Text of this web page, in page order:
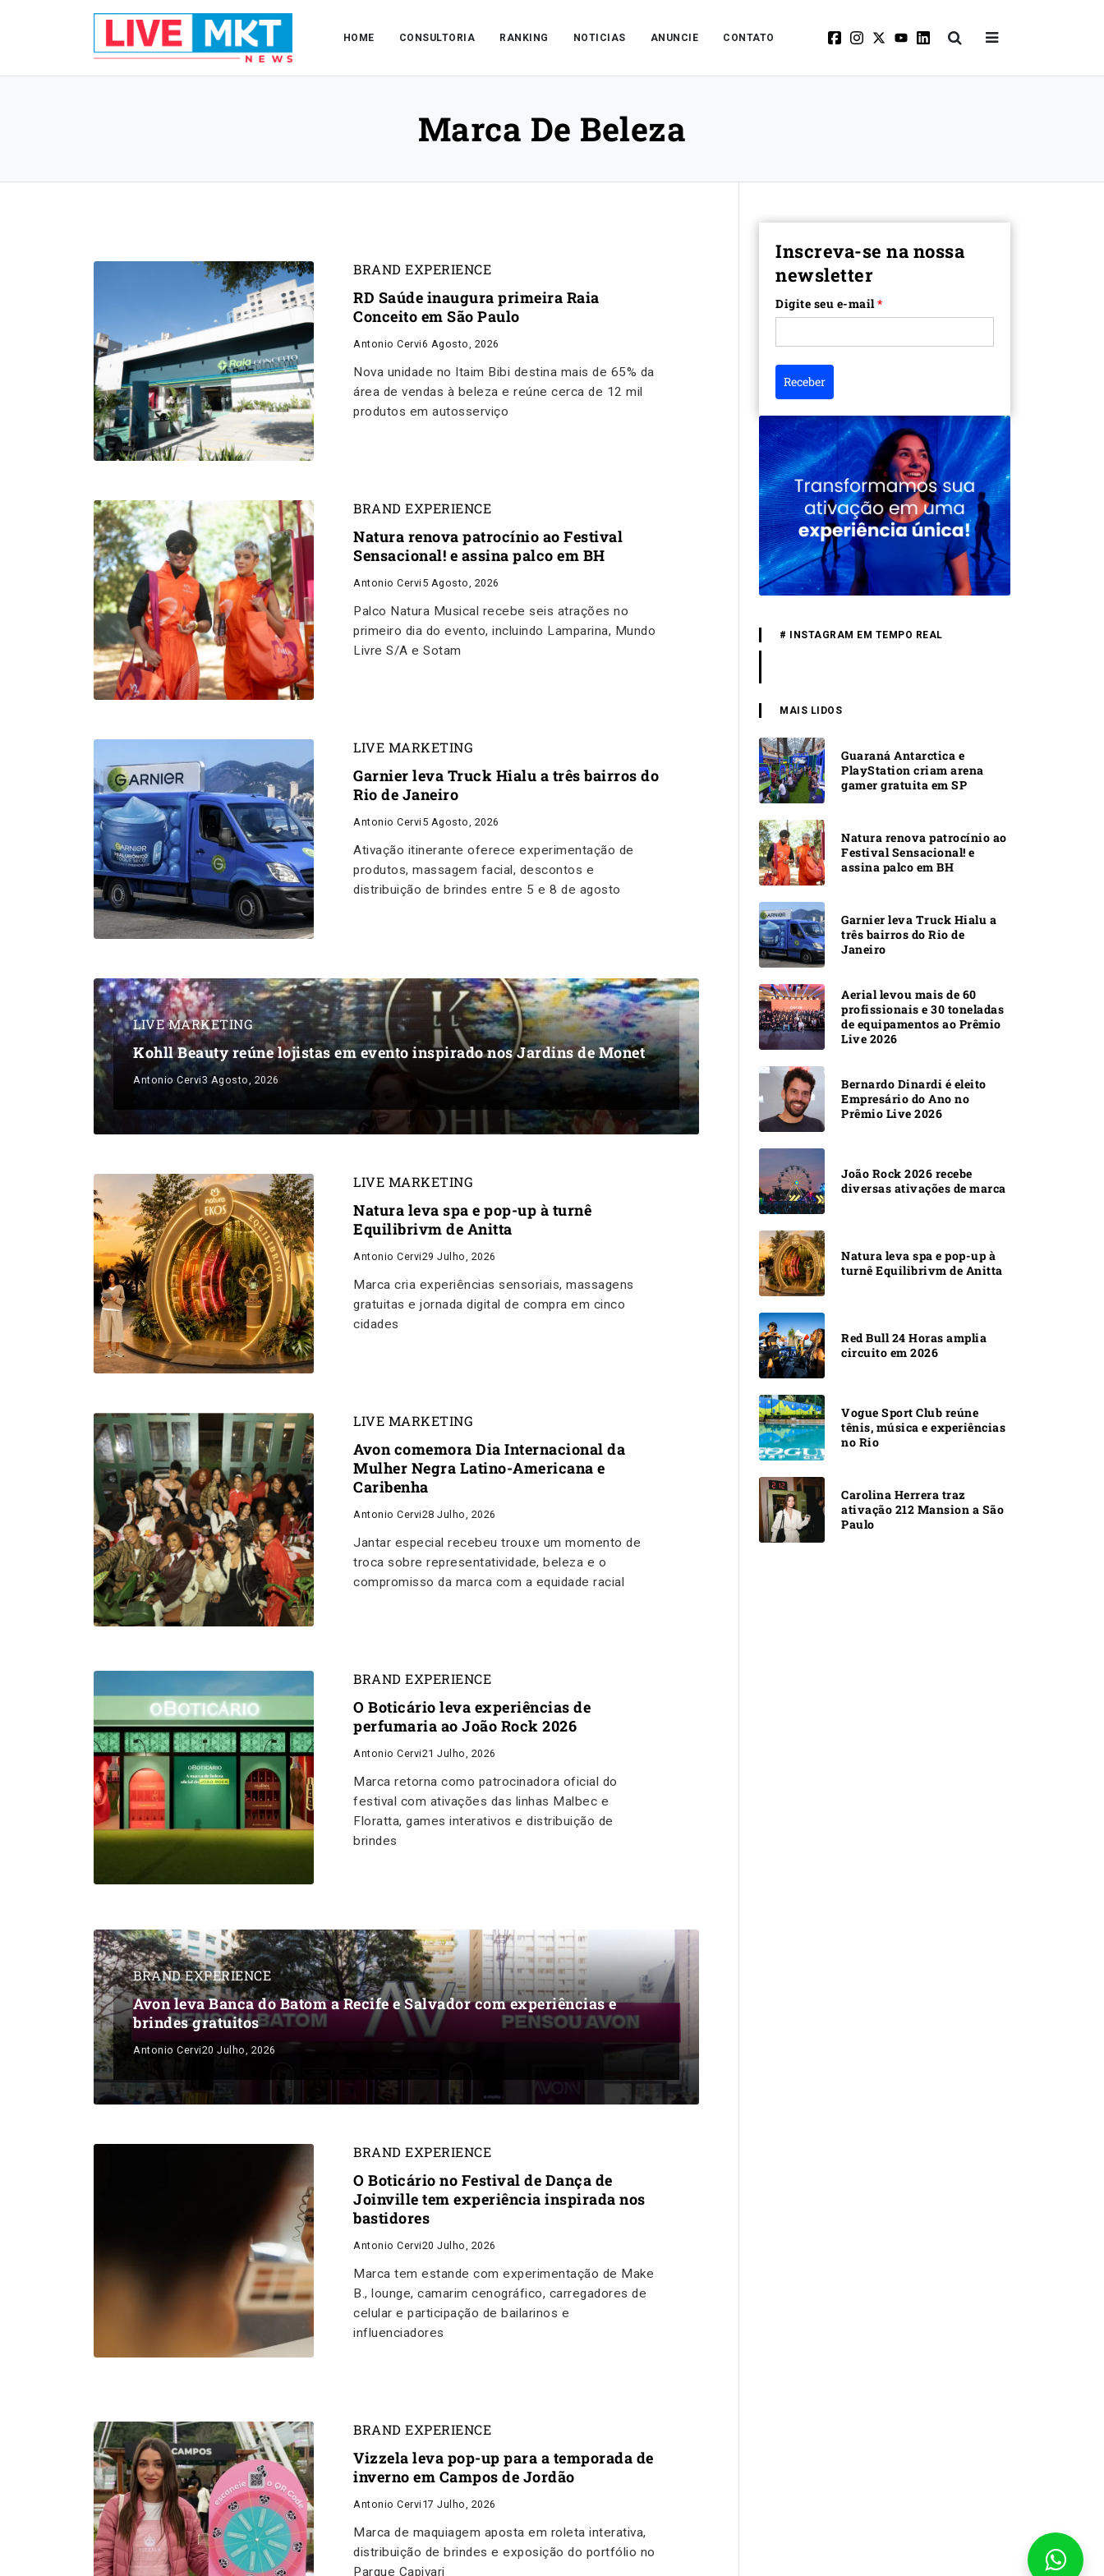
HOME CONSULTORIA RANKING NOTICIAS ANUNCIE CONTATO
Marca De Beleza
BRAND EXPERIENCE
RD Saúde inaugura primeira Raia
Conceito em São Paulo
Antonio Cervi6 Agosto, 2026
Nova unidade no Itaim Bibi destina mais de 65% da
área de vendas à beleza e reúne cerca de 12 mil
produtos em autosserviço
BRAND EXPERIENCE
Natura renova patrocínio ao Festival
Sensacional! e assina palco em BH
Antonio Cervi 5 Agosto, 2026
Palco Natura Musical recebe seis atrações no
primeiro dia do evento, incluindo Lamparina, Mundo
Livre S/A e Sotam
LIVE MARKETING
Garnier leva Truck Hialu a três bairros do
Rio de Janeiro
Antonio Cervi 5 Agosto, 2026
Ativação itinerante oferece experimentação de
produtos, massagem facial, descontos e
distribuição de brindes entre 5 e 8 de agosto
LIVE MARKETING
Kohll Beauty reúne lojistas em evento inspirado nos Jardins de Monet
Antonio Cervi3 Agosto, 2026
LIVE MARKETING
Natura leva spa e pop-up à turnê
Equilibrivm de Anitta
Antonio Cervi29 Julho, 2026
Marca cria experiências sensoriais, massagens
gratuitas e jornada digital de compra em cinco
cidades
LIVE MARKETING
Avon comemora Dia Internacional da
Mulher Negra Latino-Americana e
Caribenha
Antonio Cervi28 Julho, 2026
Jantar especial recebeu trouxe um momento de
troca sobre representatividade, beleza e o
compromisso da marca com a equidade racial
BRAND EXPERIENCE
O Boticário leva experiências de
perfumaria ao João Rock 2026
Antonio Cervi21 Julho, 2026
Marca retorna como patrocinadora oficial do
festival com ativações das linhas Malbec e
Floratta, games interativos e distribuição de
brindes
BRAND EXPERIENCE
Avon leva Banca do Batom a Recife e Salvador com experiências e
brindes gratuitos
Antonio Cervi20 Julho, 2026
BRAND EXPERIENCE
O Boticário no Festival de Dança de
Joinville tem experiência inspirada nos
bastidores
Antonio Cervi20 Julho, 2026
Marca tem estande com experimentação de Make
B., lounge, camarim cenográfico, carregadores de
celular e participação de bailarinos e
influenciadores
BRAND EXPERIENCE
Vizzela leva pop-up para a temporada de
inverno em Campos de Jordão
Antonio Cervi 17 Julho, 2026
Marca de maquiagem aposta em roleta interativa,
distribuição de brindes e exposição do portfólio no
Parque Capivari
Inscreva-se na nossa
newsletter
Digite seu e-mail*
Receber
# INSTAGRAM EM TEMPO REAL
MAIS LIDOS
Guaraná Antarctica e
PlayStation criam arena
gamer gratuita em SP
Natura renova patrocínio ao
Festival Sensacional! e
assina palco em BH
Garnier leva Truck Hialu a
três bairros do Rio de
Janeiro
Aerial levou mais de 60
profissionais e 30 toneladas
de equipamentos ao Prêmio
Live 2026
Bernardo Dinardi é eleito
Empresário do Ano no
Prêmio Live 2026
João Rock 2026 recebe
diversas ativações de marca
Natura leva spa e pop-up à
turnê Equilibrivm de Anitta
Red Bull 24 Horas amplia
circuito em 2026
Vogue Sport Club reúne
tênis, música e experiências
no Rio
Carolina Herrera traz
ativação 212 Mansion a São
Paulo